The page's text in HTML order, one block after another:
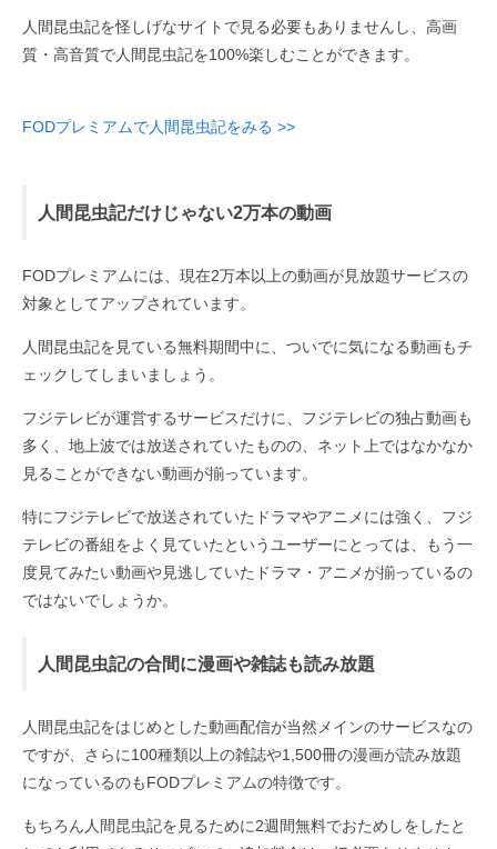
人間昆虫記を怪しげなサイトで見る必要もありませんし、高画
質・高音質で人間昆虫記を100%楽しむことができます。
FODプレミアムで人間昆虫記をみる >>
人間昆虫記だけじゃない2万本の動画
FODプレミアムには、現在2万本以上の動画が見放題サービスの
対象としてアップされています。
人間昆虫記を見ている無料期間中に、ついでに気になる動画もチ
ェックしてしまいましょう。
フジテレビが運営するサービスだけに、フジテレビの独占動画も
多く、地上波では放送されていたものの、ネット上ではなかなか
見ることができない動画が揃っています。
特にフジテレビで放送されていたドラマやアニメには強く、フジ
テレビの番組をよく見ていたというユーザーにとっては、もう一
度見てみたい動画や見逃していたドラマ・アニメが揃っているの
ではないでしょうか。
人間昆虫記の合間に漫画や雑誌も読み放題
人間昆虫記をはじめとした動画配信が当然メインのサービスなの
ですが、さらに100種類以上の雑誌や1,500冊の漫画が読み放題
になっているのもFODプレミアムの特徴です。
もちろん人間昆虫記を見るために2週間無料でおためしをしたと